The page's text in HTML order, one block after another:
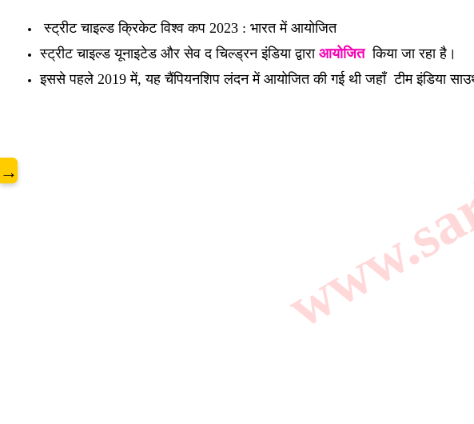
स्ट्रीट चाइल्ड क्रिकेट विश्व कप 2023 : भारत में आयोजित
स्ट्रीट चाइल्ड यूनाइटेड और सेव द चिल्ड्रन इंडिया द्वारा आयोजितकिया जा रहा है।
इससे पहले 2019 में, यह चैंपियनशिप लंदन में आयोजित की गई थी जहाँ टीम इंडिया
→